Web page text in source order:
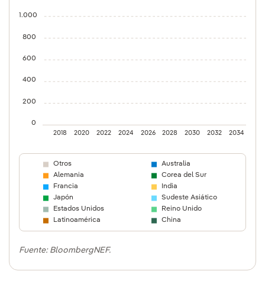
1.000
800
600
400
200
0
2018 2020 2022 2024 2026 2028 2030 2032 2034
Otros
Australia
Alemania
Corea del Sur
Francia
India
Japón
Sudeste Asiático
Estados Unidos
Reino Unido
Latinoamérica
China
Fuente: BloombergNEF.